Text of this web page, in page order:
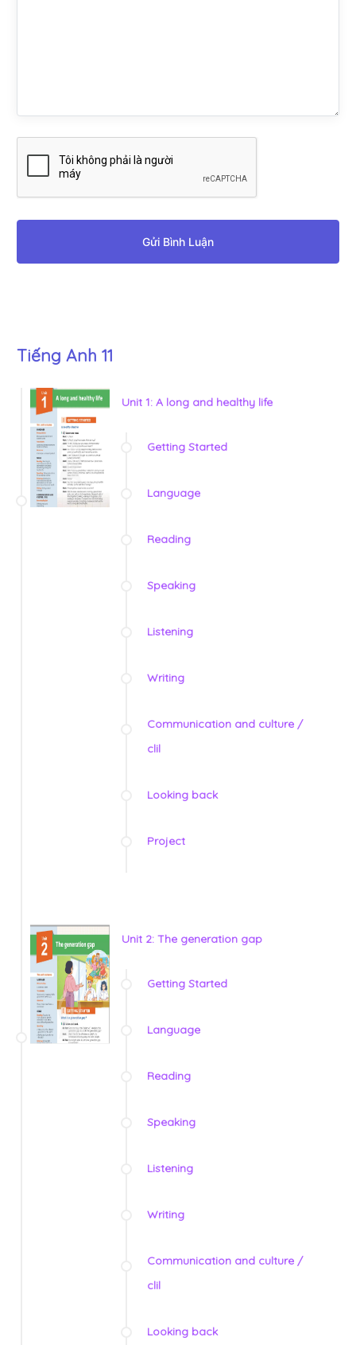
Gửi Bình Luận
Tiếng Anh 11
Unit 1: A long and healthy life
Getting Started
Language
Reading
Speaking
Listening
Writing
Communication and culture /
clil
Looking back
Project
Unit 2: The generation gap
Getting Started
Language
Reading
Speaking
Listening
Writing
Communication and culture /
clil
Looking back